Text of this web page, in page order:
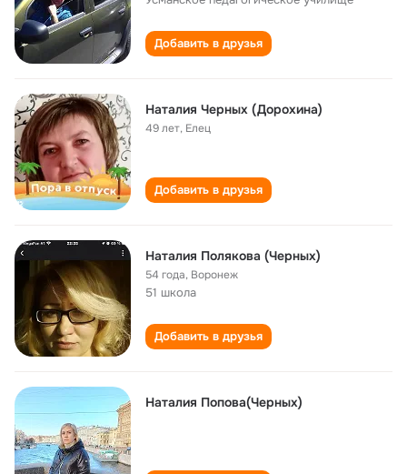
Добавить в друзья
Наталия Черных (Дорохина)
49 лет, Елец
Добавить в друзья
Наталия Полякова (Черных)
54 года, Воронеж
51 школа
Добавить в друзья
Наталия Попова(Черных)